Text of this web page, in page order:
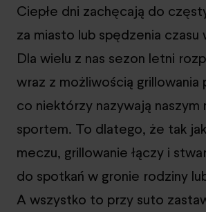
Ciepłe dni zachęcają do
za miasto lub spędzenia
Dla wielu z nas sezon letni
wraz z możliwością grillowania
co niektórzy nazywają naszym
sportem. To dlatego, że tak
meczu, grillowanie łączy i
do spotkań w gronie rodziny
A wszystko to przy suto